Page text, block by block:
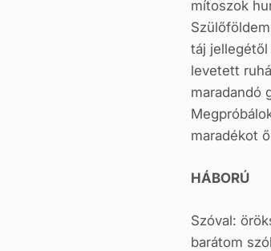
mítoszok
táj
levetett
maradandó
maradékot
HÁBORÚ
Szóval:
barátom